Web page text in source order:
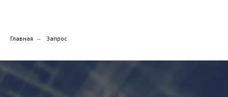
Главная → Запрос